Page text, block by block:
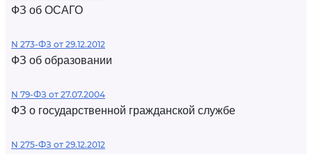
ФЗ об ОСАГО
N 273-ФЗ от 29.12.2012
ФЗ об образовании
N 79-ФЗ от 27.07.2004
ФЗ о государственной гражданской службе
N 275-ФЗ от 29.12.2012